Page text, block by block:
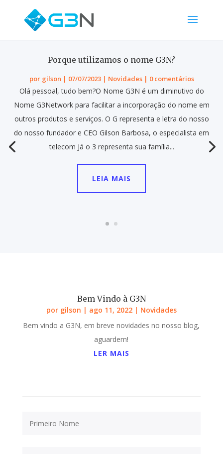
Porque utilizamos o nome G3N?
por gilson | 07/07/2023| Novidades| 0 comentários
Olá pessoal, tudo bem?O Nome G3N é um diminutivo do
Nome G3Network para facilitar a incorporação do nome em
outros produtos e serviços. O G representa e letra do nosso
do nosso fundador e CEO Gilson Barbosa, o especialista em
telecom Já o 3 representa sua família...
LEIA MAIS
Bem Vindo à G3N
por gilson | ago 11, 2022| Novidades
Bem vindo a G3N, em breve novidades no nosso blog,
aguardem!
LER MAIS